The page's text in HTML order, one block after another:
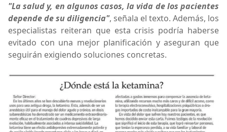
"La salud y, en algunos casos, la vida de los pacientes
depende de su diligencia", señala el texto. Además, los
especialistas reiteran que esta crisis podría haberse
evitado con una mejor planificación y aseguran que
seguirán exigiendo soluciones concretas.